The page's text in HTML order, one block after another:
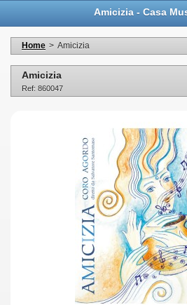
Home > Amicizia
Amicizia
Ref: 860047